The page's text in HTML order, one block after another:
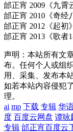
邰正宵 2009《九霄
邰正宵 2010《奇经
邰正宵 2012《起初
邰正宵 2013《歌者
声明：本站所有文
布。任何个人或组
用、采集、发布本
如若本站内容侵犯
理。
ai mp 下载 专辑 华
度 百度云网盘 谭咏
专辑 邰正宵百度云